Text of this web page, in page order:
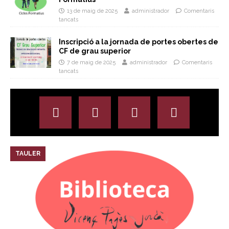
13 de maig de 2025 administrador
Comentaris
tancats
Inscripció a la jornada de portes obertes de
CF de grau superior
7 de maig de 2025 administrador
Comentaris
tancats
TAULER